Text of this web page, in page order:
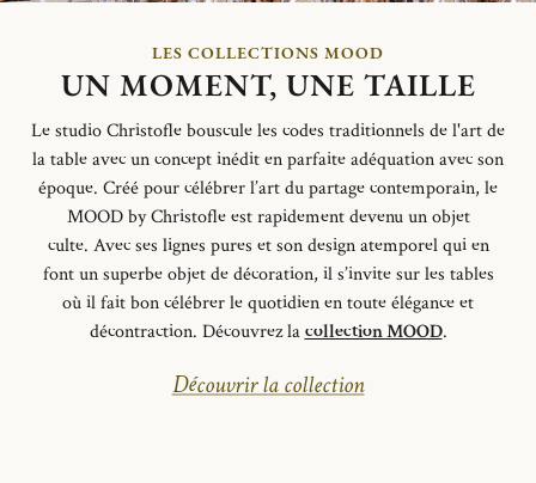
LES COLLECTIONS MOOD
UN MOMENT, UNE TAILLE
Le studio Christofle bouscule les codes traditionnels de l'art de
la table avec un concept inédit en parfaite adéquation avec son
époque. Créé pour célébrer l’art du partage contemporain, le
MOOD by Christofle est rapidement devenu un objet
culte. Avec ses lignes pures et son design atemporel qui en
font un superbe objet de décoration, il s’invite sur les tables
où il fait bon célébrer le quotidien en toute élégance et
décontraction. Découvrez lacollection MOOD.
Découvrir la collection